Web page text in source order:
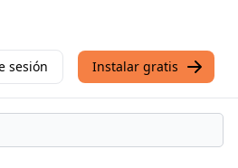
sesión Instalar gratis